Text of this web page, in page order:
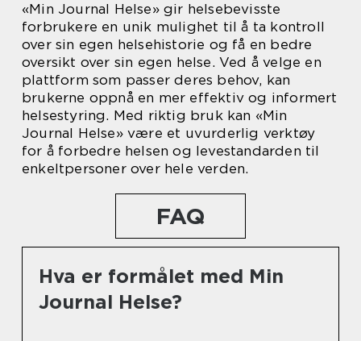
«Min Journal Helse» gir helsebevisste
forbrukere en unik mulighet til å ta kontroll
over sin egen helsehistorie og få en bedre
oversikt over sin egen helse. Ved å velge en
plattform som passer deres behov, kan
brukerne oppnå en mer effektiv og informert
helsestyring. Med riktig bruk kan «Min
Journal Helse» være et uvurderlig verktøy
for å forbedre helsen og levestandarden til
enkeltpersoner over hele verden.
FAQ
Hva er formålet med Min
Journal Helse?